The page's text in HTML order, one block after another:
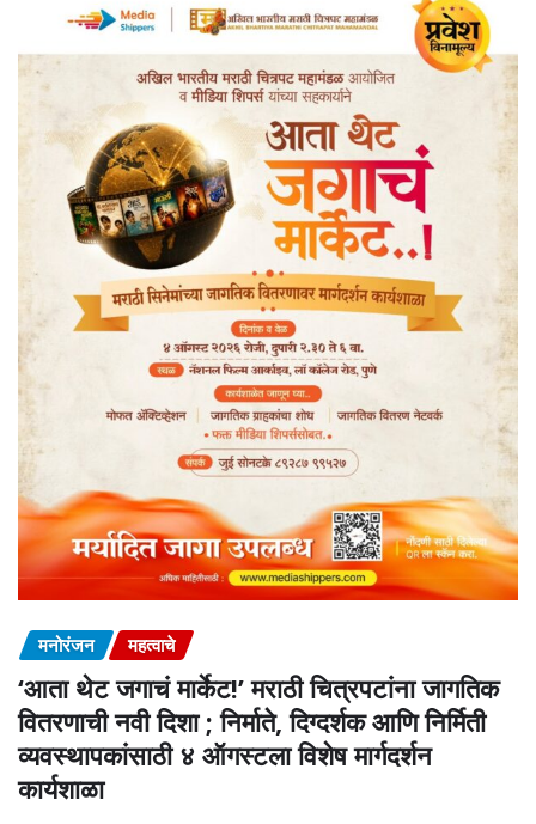
मनोरंजन महत्वाचे
‘आता थेट जगाचं मार्केट!’ मराठी चित्रपटांना जागतिक
वितरणाची नवी दिशा ; निर्माते, दिग्दर्शक आणि निर्मिती
व्यवस्थापकांसाठी ४ ऑगस्टला विशेष मार्गदर्शन
कार्यशाळा